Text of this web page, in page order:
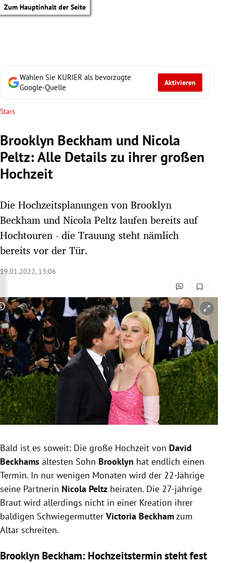
Zum Hauptinhalt der Seite
Untermenü
Untermenü
Untermenü
Untermenü
Untermenü
Untermenü
Wählen Sie KURIER als bevorzugte
Google-Quelle
Aktivieren
Stars
Brooklyn Beckham und Nicola
Peltz: Alle Details zu ihrer großen
Hochzeit
Die Hochzeitsplanungen von Brooklyn
Beckham und Nicola Peltz laufen bereits auf
Hochtouren - die Trauung steht nämlich
bereits vor der Tür.
19.01.2022, 13:06
Copyright-Hinweis öffnen/schließen
Bald ist es soweit: Die große Hochzeit von David
Beckhams ältesten Sohn Brooklyn hat endlich einen
Termin. In nur wenigen Monaten wird der 22-Jährige
seine Partnerin Nicola Peltz heiraten. Die 27-jährige
Braut wird allerdings nicht in einer Kreation ihrer
baldigen Schwiegermutter Victoria Beckhamzum
Altar schreiten.
Brooklyn Beckham: Hochzeitstermin steht fest